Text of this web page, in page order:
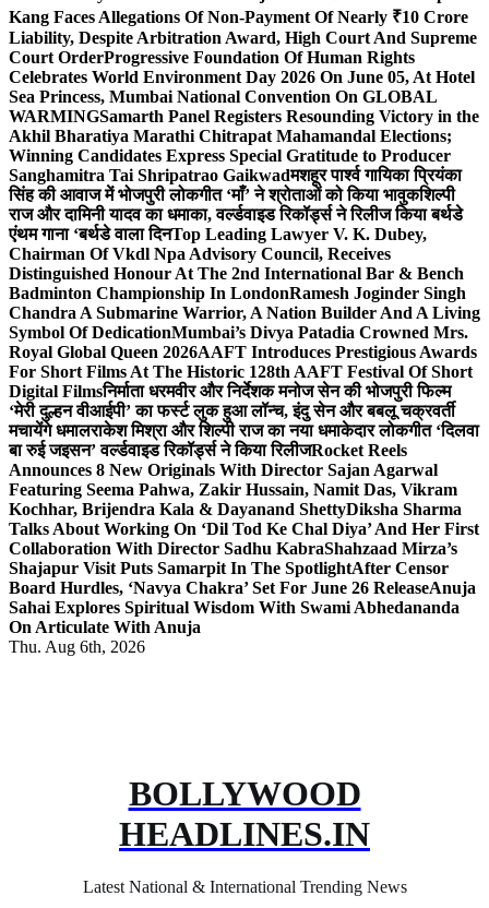
Kang Faces Allegations Of Non-Payment Of Nearly ₹10 Crore
Liability, Despite Arbitration Award, High Court And Supreme
Court OrderProgressive Foundation Of Human Rights
Celebrates World Environment Day 2026 On June 05, At Hotel
Sea Princess, Mumbai National Convention On GLOBAL
WARMINGSamarth Panel Registers Resounding Victory in the
Akhil Bharatiya Marathi Chitrapat Mahamandal Elections;
Winning Candidates Express Special Gratitude to Producer
Sanghamitra Tai Shripatrao Gaikwadमशहूर पार्श्व गायिका प्रियंका
सिंह की आवाज में भोजपुरी लोकगीत ‘माँ’ ने श्रोताओं को किया भावुकशिल्पी
राज और दामिनी यादव का धमाका, वर्ल्डवाइड रिकॉर्ड्स ने रिलीज किया बर्थडे
एंथम गाना ‘बर्थडे वाला दिनTop Leading Lawyer V. K. Dubey,
Chairman Of Vkdl Npa Advisory Council, Receives
Distinguished Honour At The 2nd International Bar & Bench
Badminton Championship In LondonRamesh Joginder Singh
Chandra A Submarine Warrior, A Nation Builder And A Living
Symbol Of DedicationMumbai’s Divya Patadia Crowned Mrs.
Royal Global Queen 2026AAFT Introduces Prestigious Awards
For Short Films At The Historic 128th AAFT Festival Of Short
Digital Filmsनिर्माता धरमवीर और निर्देशक मनोज सेन की भोजपुरी फिल्म
‘मेरी दुल्हन वीआईपी’ का फर्स्ट लुक हुआ लॉन्च, इंदु सेन और बबलू चक्रवर्ती
मचायेंगे धमालराकेश मिश्रा और शिल्पी राज का नया धमाकेदार लोकगीत ‘दिलवा
बा रुई जइसन’ वर्ल्डवाइड रिकॉर्ड्स ने किया रिलीजRocket Reels
Announces 8 New Originals With Director Sajan Agarwal
Featuring Seema Pahwa, Zakir Hussain, Namit Das, Vikram
Kochhar, Brijendra Kala & Dayanand ShettyDiksha Sharma
Talks About Working On ‘Dil Tod Ke Chal Diya’ And Her First
Collaboration With Director Sadhu KabraShahzaad Mirza’s
Shajapur Visit Puts Samarpit In The SpotlightAfter Censor
Board Hurdles, ‘Navya Chakra’ Set For June 26 ReleaseAnuja
Sahai Explores Spiritual Wisdom With Swami Abhedananda
On Articulate With Anuja
Thu. Aug 6th, 2026
BOLLYWOOD
HEADLINES.IN
Latest National & International Trending News